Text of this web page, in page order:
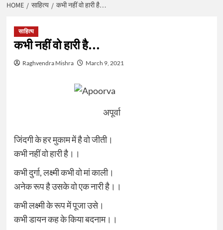
HOME साहित्य कभी नहीं वो हारी है…
साहित्य
कभी नहीं वो हारी है…
Raghvendra Mishra March 9, 2021
अपूर्वा
जिंदगी के हर मुकाम में है वो जीती।
कभी नहीं वो हारी है।।
कभी दुर्गा, लक्ष्मी कभी वो मां काली।
अनेक रूप है उसके वो एक नारी है।।
कभी लक्ष्मी के रूप में पूजा उसे।
कभी डायन कह के किया बदनाम।।